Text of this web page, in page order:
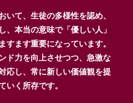
いて、生徒の多様性を認め、
、本当の意味で「優しい人」
すます重要になっています。
ド力を向上させつつ、急激な
応し、常に新しい価値観を提
いく所存です。